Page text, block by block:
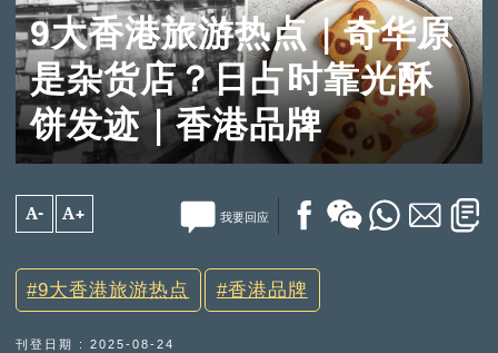
9大香港旅游热点｜奇华原
是杂货店？日占时靠光酥
饼发迹｜香港品牌
A- A+ 我要回应
9大香港旅游热点 香港品牌
刊登日期 : 2025-08-24